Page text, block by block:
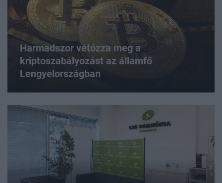
Harmadszor vétózza meg a
kriptoszabályozást az államfő
Lengyelországban